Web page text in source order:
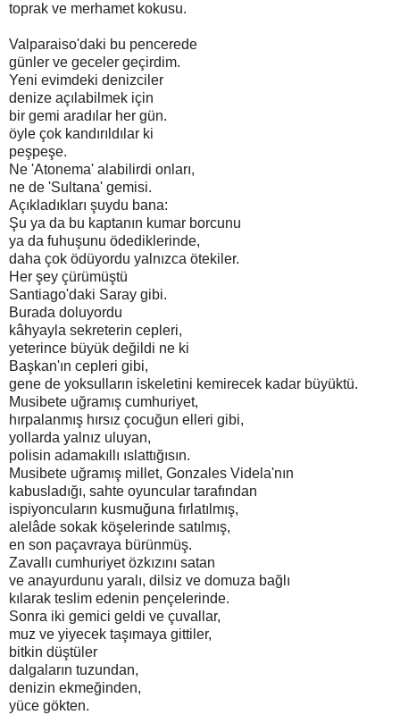
toprak ve merhamet kokusu.
Valparaiso'daki bu pencerede
günler ve geceler geçirdim.
Yeni evimdeki denizciler
denize açılabilmek için
bir gemi aradılar her gün.
öyle çok kandırıldılar ki
peşpeşe.
Ne 'Atonema' alabilirdi onları,
ne de 'Sultana' gemisi.
Açıkladıkları şuydu bana:
Şu ya da bu kaptanın kumar borcunu
ya da fuhuşunu ödediklerinde,
daha çok ödüyordu yalnızca ötekiler.
Her şey çürümüştü
Santiago'daki Saray gibi.
Burada doluyordu
kâhyayla sekreterin cepleri,
yeterince büyük değildi ne ki
Başkan'ın cepleri gibi,
gene de yoksulların iskeletini kemirecek kadar büyüktü.
Musibete uğramış cumhuriyet,
hırpalanmış hırsız çocuğun elleri gibi,
yollarda yalnız uluyan,
polisin adamakıllı ıslattığısın.
Musibete uğramış millet, Gonzales Videla'nın
kabusladığı, sahte oyuncular tarafından
ispiyoncuların kusmuğuna fırlatılmış,
alelâde sokak köşelerinde satılmış,
en son paçavraya bürünmüş.
Zavallı cumhuriyet özkızını satan
ve anayurdunu yaralı, dilsiz ve domuza bağlı
kılarak teslim edenin pençelerinde.
Sonra iki gemici geldi ve çuvallar,
muz ve yiyecek taşımaya gittiler,
bitkin düştüler
dalgaların tuzundan,
denizin ekmeğinden,
yüce gökten.